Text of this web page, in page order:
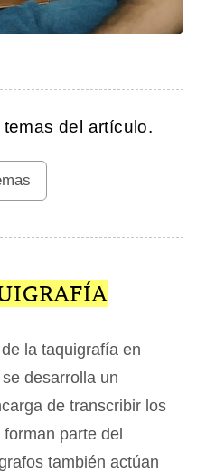
del artículo.
la taquigrafía en
desarrolla un
de transcribir los
parte del
también actúan